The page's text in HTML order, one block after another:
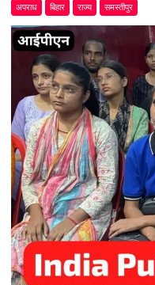
अपराध बिहार राज्य समस्तीपुर